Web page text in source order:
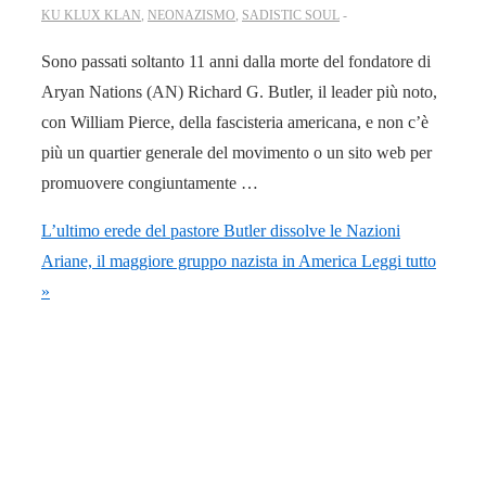
KU KLUX KLAN, NEONAZISMO, SADISTIC SOUL
Sono passati soltanto 11 anni dalla morte del fondatore di
Aryan Nations (AN) Richard G. Butler, il leader più noto,
con William Pierce, della fascisteria americana, e non c’è
più un quartier generale del movimento o un sito web per
promuovere congiuntamente …
L’ultimo erede del pastore Butler dissolve le Nazioni
Ariane, il maggiore gruppo nazista in America Leggi tutto
»